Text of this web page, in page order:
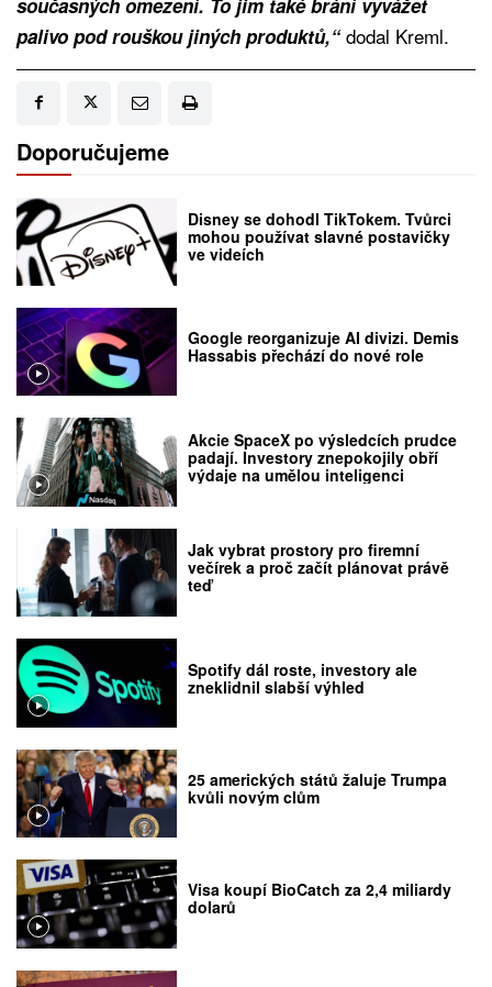
palivo pod rouškou jiných produktů,“dodal Kreml.
Doporučujeme
Disney se dohodl TikTokem. Tvůrci
mohou používat slavné postavičky
ve videích
Google reorganizuje AI divizi. Demis
Hassabis přechází do nové role
Akcie SpaceX po výsledcích prudce
padají. Investory znepokojily obří
výdaje na umělou inteligenci
Jak vybrat prostory pro firemní
večírek a proč začít plánovat právě
teď
Spotify dál roste, investory ale
zneklidnil slabší výhled
25 amerických států žaluje Trumpa
kvůli novým clům
Visa koupí BioCatch za 2,4 miliardy
dolarů